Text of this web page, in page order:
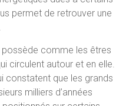
permet de retrouver une
possède comme les êtres
circulent autour et en elle.
constatent que les grands
milliers d’années